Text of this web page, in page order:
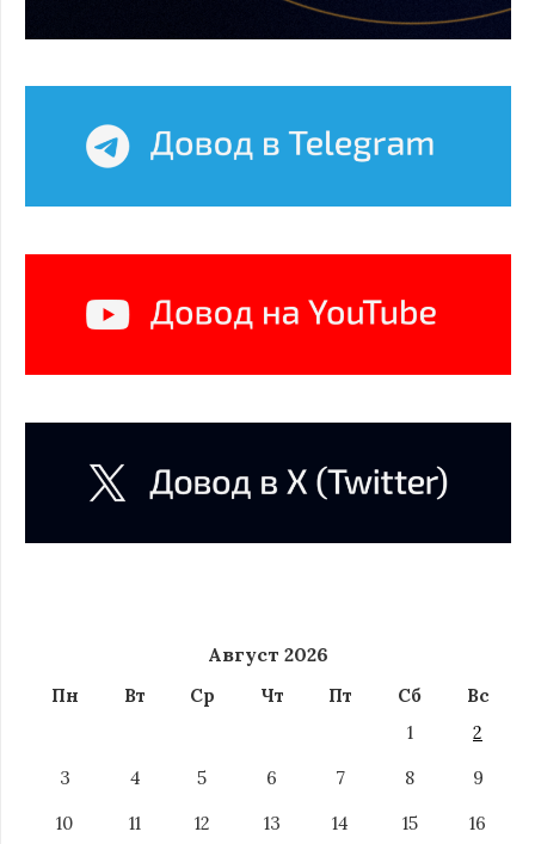
Август 2026
Пн Вт Ср Чт Пт Сб
Вс
1
2
3
4 5 6 7 8
9
10
11 12 13 14 15
16